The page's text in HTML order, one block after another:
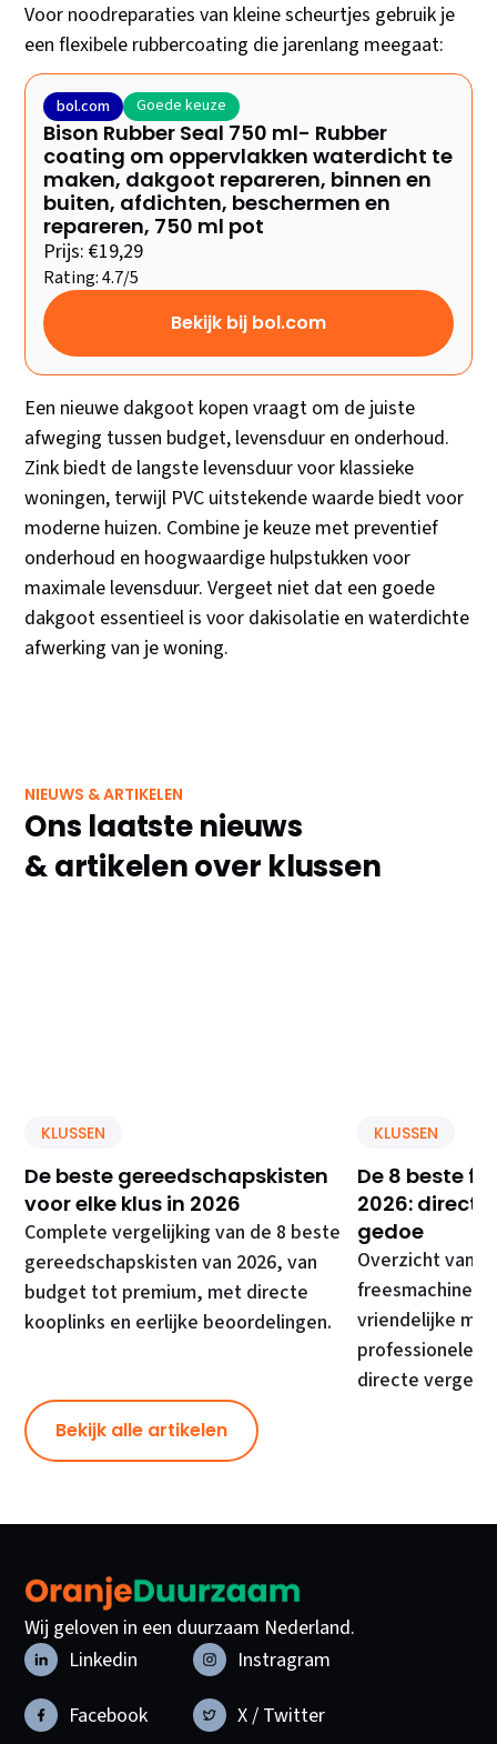
Voor noodreparaties van kleine scheurtjes gebruik je
een flexibele rubbercoating die jarenlang meegaat:
bol.com Goede keuze
Bison Rubber Seal 750 ml- Rubber
coating om oppervlakken waterdicht te
maken, dakgoot repareren, binnen en
buiten, afdichten, beschermen en
repareren, 750 ml pot
Prijs: €19,29
Rating: 4.7/5
Bekijk bij bol.com
Een nieuwe dakgoot kopen vraagt om de juiste
afweging tussen budget, levensduur en onderhoud.
Zink biedt de langste levensduur voor klassieke
woningen, terwijl PVC uitstekende waarde biedt voor
moderne huizen. Combine je keuze met preventief
onderhoud en hoogwaardige hulpstukken voor
maximale levensduur. Vergeet niet dat een goede
dakgoot essentieel is voor dakisolatie en waterdichte
afwerking van je woning.
NIEUWS & ARTIKELEN
Ons laatste nieuws
& artikelen over klussen
KLUSSEN
De beste gereedschapskisten
voor elke klus in 2026
Complete vergelijking van de 8 beste
gereedschapskisten van 2026, van
budget tot premium, met directe
kooplinks en eerlijke beoordelingen.
KLUSSEN
De 8 beste
2026: direct
gedoe
Overzicht van
freesmachines,
vriendelijke
professionele
directe
Bekijk alle artikelen
Wij geloven in een duurzaam Nederland.
Linkedin
Instragram
Facebook
X / Twitter